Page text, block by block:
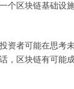
个区块链基础设
者可能在思考
，区块链有可能